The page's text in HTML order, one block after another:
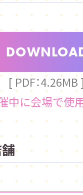
[ PDF：4.26MB
中に会場で使